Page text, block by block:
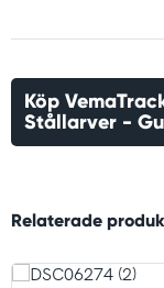
Köp
Stållarver -
Relaterade